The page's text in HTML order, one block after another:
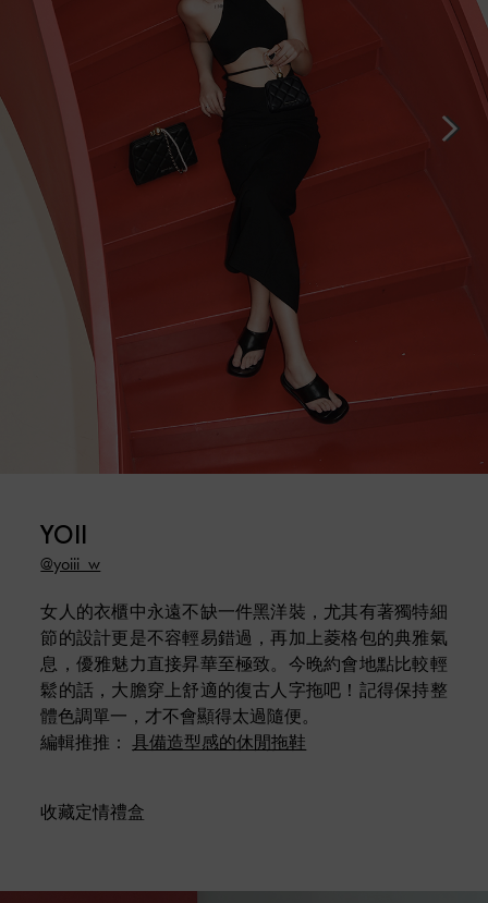
YOII
@yoiii_w
女人的衣櫃中永遠不缺一件黑洋裝，尤其有著獨特細
節的設計更是不容輕易錯過，再加上菱格包的典雅氣
息，優雅魅力直接昇華至極致。今晚約會地點比較輕
鬆的話，大膽穿上舒適的復古人字拖吧！記得保持整
體色調單一，才不會顯得太過隨便。
編輯推推：具備造型感的休閒拖鞋
收藏定情禮盒